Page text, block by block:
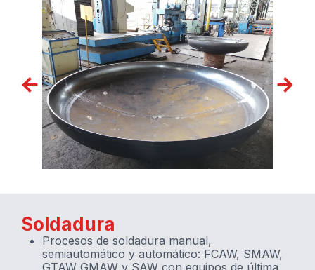
Soldadura
Procesos de soldadura manual,
semiautomático y automático: FCAW, SMAW,